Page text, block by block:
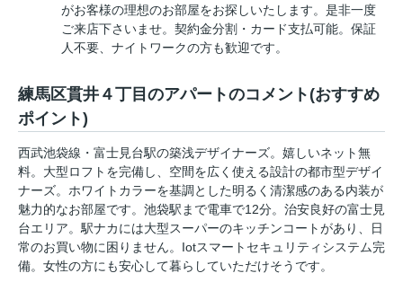
がお客様の理想のお部屋をお探しいたします。是非一度
ご来店下さいませ。契約金分割・カード支払可能。保証
人不要、ナイトワークの方も歓迎です。
練馬区貫井４丁目のアパートのコメント(おすすめ
ポイント)
西武池袋線・富士見台駅の築浅デザイナーズ。嬉しいネット無
料。大型ロフトを完備し、空間を広く使える設計の都市型デザイ
ナーズ。ホワイトカラーを基調とした明るく清潔感のある内装が
魅力的なお部屋です。池袋駅まで電車で12分。治安良好の富士見
台エリア。駅ナカには大型スーパーのキッチンコートがあり、日
常のお買い物に困りません。Iotスマートセキュリティシステム完
備。女性の方にも安心して暮らしていただけそうです。